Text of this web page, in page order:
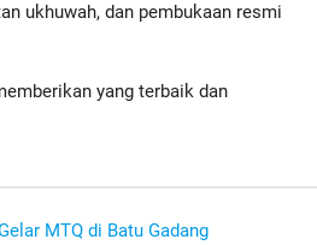
ukhuwah, dan pembukaan resmi
yang terbaik dan
MTQ di Batu Gadang